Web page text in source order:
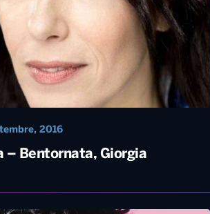
– Bentornata, Giorgia
2016